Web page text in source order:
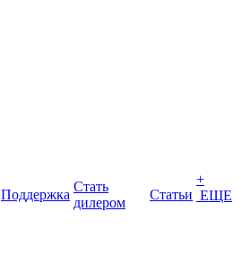
Поддержка
Стать
дилером
Статьи
+
ЕЩЕ